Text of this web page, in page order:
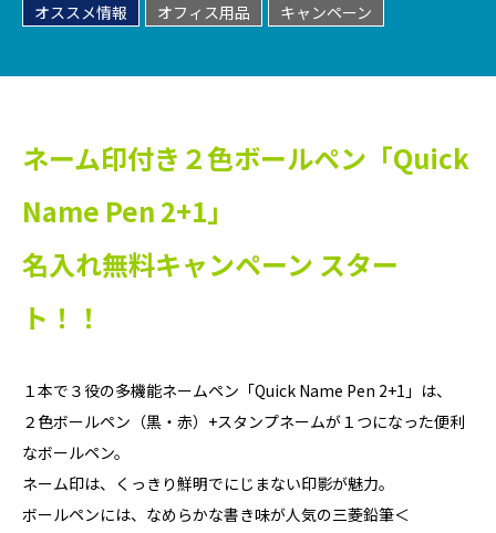
オススメ情報 オフィス用品 キャンペーン
ネーム印付き２色ボールペン「Quick
Name Pen 2+1」
名入れ無料キャンペーン スター
ト！！
１本で３役の多機能ネームペン「Quick Name Pen 2+1」は、
２色ボールペン（黒・赤）+スタンプネームが１つになった便利
なボールペン。
ネーム印は、くっきり鮮明でにじまない印影が魅力。
ボールペンには、なめらかな書き味が人気の三菱鉛筆＜